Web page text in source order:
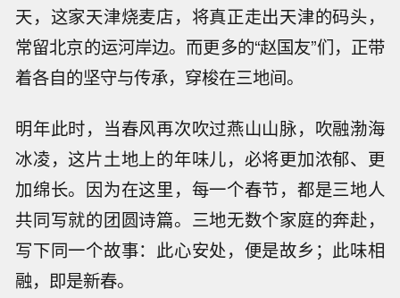
天，这家天津烧麦店，将真正走出天津的码头，
常留北京的运河岸边。而更多的“赵国友”们，正带
着各自的坚守与传承，穿梭在三地间。
明年此时，当春风再次吹过燕山山脉，吹融渤海
冰凌，这片土地上的年味儿，必将更加浓郁、更
加绵长。因为在这里，每一个春节，都是三地人
共同写就的团圆诗篇。三地无数个家庭的奔赴，
写下同一个故事：此心安处，便是故乡；此味相
融，即是新春。